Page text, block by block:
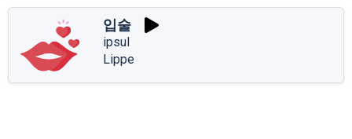
입술
ipsul
Lippe